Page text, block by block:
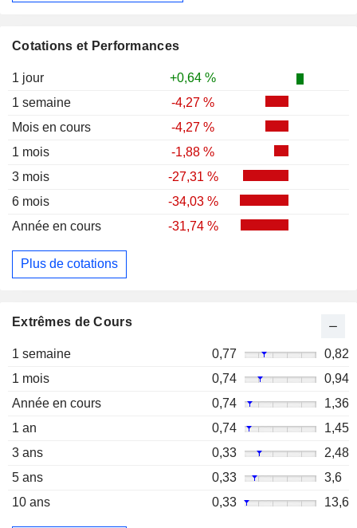
Cotations et Performances
1 jour
+0,64 %
1 semaine
-4,27 %
Mois en cours
-4,27 %
1 mois
-1,88 %
3 mois
-27,31 %
6 mois
-34,03 %
Année en cours
-31,74 %
Plus de cotations
Extrêmes de Cours
1 semaine 0,77
0,82
1 mois
0,74
0,94
Année en cours
0,74
1,36
1 an
0,74
1,45
3 ans
0,33
2,48
5 ans
0,33
3,6
10 ans
0,33 13,6